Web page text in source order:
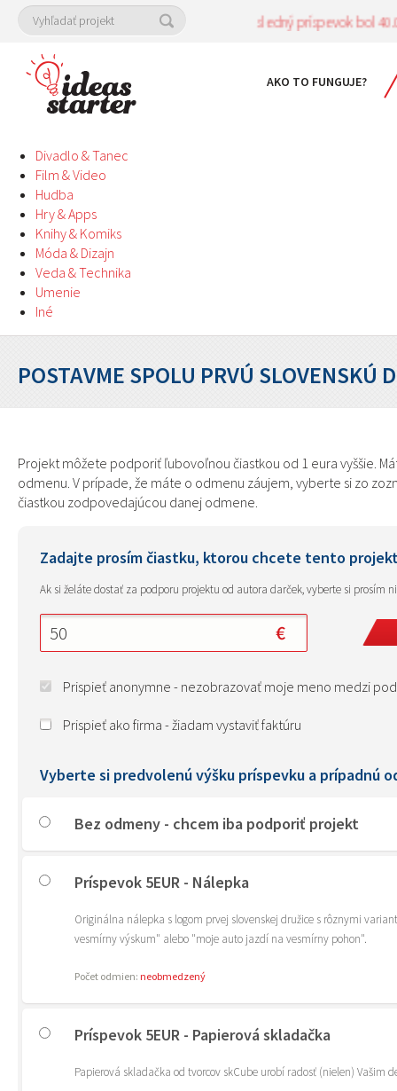
Posledný príspevok bol
AKO TO FUNGUJE?
Divadlo & Tanec
Film & Video
Hudba
Hry & Apps
Knihy & Komiks
Móda & Dizajn
Veda & Technika
Umenie
Iné
POSTAVME SPOLU PRVÚ SLOVENSKÚ
Projekt môžete podporiť ľubovoľnou čiastkou od 1 eura vyššie.
odmenu. V prípade, že máte o odmenu záujem, vyberte si zo
čiastkou zodpovedajúcou danej odmene.
Zadajte prosím čiastku, ktorou chcete tento
Ak si želáte dostať za podporu projektu od autora darček, vyberte si prosím
Prispieť anonymne - nezobrazovať moje meno medzi
Prispieť ako firma - žiadam vystaviť faktúru
Vyberte si predvolenú výšku príspevku a prípadnú
Bez odmeny - chcem iba podporiť projekt
Príspevok 5EUR - Nálepka
Originálna nálepka s logom prvej slovenskej družice s rôznymi
vesmírny výskum" alebo "moje auto jazdí na vesmírny pohon".
Počet odmien: neobmedzený
Príspevok 5EUR - Papierová skladačka
Papierová skladačka od tvorcov skCube urobí radosť (nielen) Vašim